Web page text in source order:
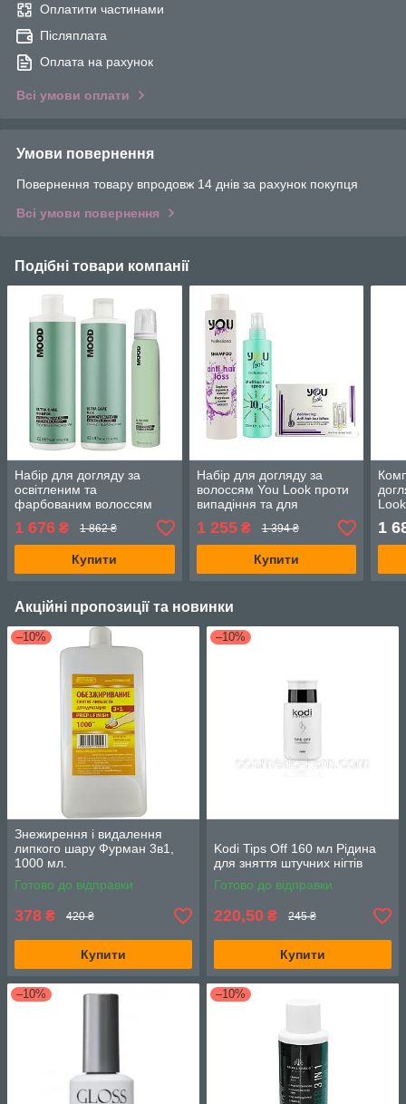
Оплатити частинами
Післяплата
Оплата на рахунок
Всі умови оплати
Умови повернення
Повернення товару впродовж 14 днів за рахунок покупця
Всі умови повернення
Подібні товари компанії
Набір для догляду за
освітленим та
фарбованим волоссям
MOOD Ultra Care шампунь
400 мл, маска 400 мл, мус
200 мл
1 676 ₴ 1 862 ₴
Купити
Набір для догляду за
волоссям You Look проти
випадіння та для
зміцнення 3в1 шампунь
250 мл, лосьйон 10
ампул, спрей 10в1 200 мл
1 255₴ 1 394 ₴
Купити
1
Акційні пропозиції та новинки
–10%
Знежирення і видалення
липкого шару Фурман 3в1,
1000 мл.
Готово до відправки
378 ₴ 420 ₴
Купити
–10%
Kodi Tips Off 160 мл Рідина
для зняття штучних нігтів
Готово до відправки
220,50 ₴ 245 ₴
Купити
–10% –10%